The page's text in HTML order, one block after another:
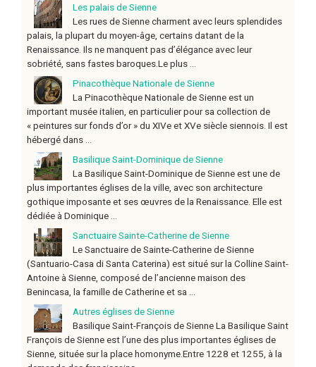
Les palais de Sienne
Les rues de Sienne charment avec leurs splendides
palais, la plupart du moyen-âge, certains datant de la
Renaissance. Ils ne manquent pas d’élégance avec leur
sobriété, sans fastes baroques.Le plus ...
Pinacothèque Nationale de Sienne
La Pinacothèque Nationale de Sienne est un
important musée italien, en particulier pour sa collection de
« peintures sur fonds d’or » du XIVe et XVe siècle siennois. Il est
hébergé dans ...
Basilique Saint-Dominique de Sienne
La Basilique Saint-Dominique de Sienne est une de
plus importantes églises de la ville, avec son architecture
gothique imposante et ses œuvres de la Renaissance. Elle est
dédiée à Dominique ...
Sanctuaire Sainte-Catherine de Sienne
Le Sanctuaire de Sainte-Catherine de Sienne
(Santuario-Casa di Santa Caterina) est situé sur la Colline Saint-
Antoine à Sienne, composé de l’ancienne maison des
Benincasa, la famille de Catherine et sa ...
Autres églises de Sienne
Basilique Saint-François de Sienne La Basilique Saint
François de Sienne est l’une des plus importantes églises de
Sienne, située sur la place homonyme.Entre 1228 et 1255, à la